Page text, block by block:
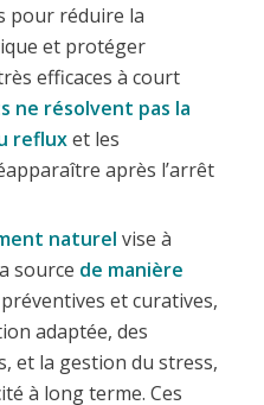
pour réduire la
et protéger
efficaces à court
ne résolvent pas la
refluxet les
après l’arrêt
naturel vise à
source de manière
et curatives,
adaptée, des
et la gestion du stress,
à long terme. Ces